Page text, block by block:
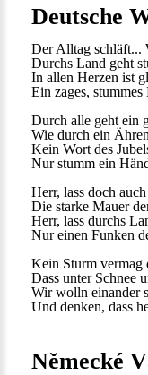
Deutsche
Der Alltag schläft...
Durchs Land geht
In allen Herzen ist
Ein zages,
Durch alle geht ein
Wie durch ein
Kein Wort des
Nur stumm ein
Herr, lass doch
Die starke Mauer
Herr, lass durchs
Nur einen Funken
Kein Sturm vermag
Dass unter Schnee
Wir wolln einander
Und denken, dass
Německé